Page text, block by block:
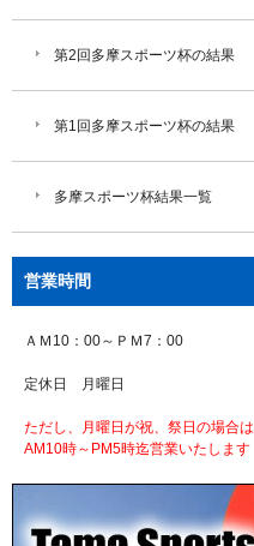
第2回多摩スポーツ杯の結果
第1回多摩スポーツ杯の結果
多摩スポーツ杯結果一覧
営業時間
ＡＭ10：00～ＰＭ7：00
定休日 月曜日
ただし、月曜日が祝、祭日の場合は
AM10時～PM5時迄営業いたします